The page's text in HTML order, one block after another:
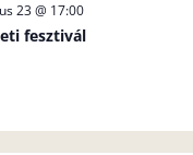
23 @ 17:00
fesztivál